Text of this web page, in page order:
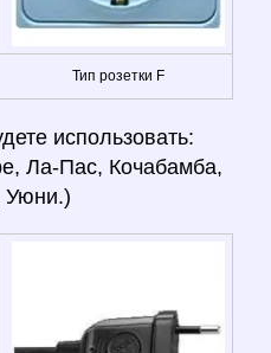
Тип розетки F
использовать:
Ла-Пас, Кочабамба,
Уюни.)